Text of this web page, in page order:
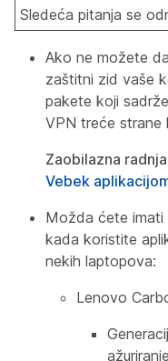
Sledeća pitanja se
Ako ne možete
zaštitni zid vaše
pakete koji
VPN treće strane
Zaobilazna
Vebek
Možda ćete imati
kada koristite
nekih laptopova:
Lenovo